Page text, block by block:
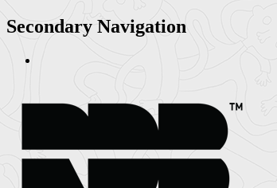
Secondary Navigation